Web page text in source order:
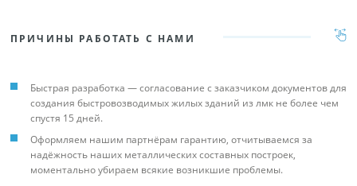
ПРИЧИНЫ РАБОТАТЬ С НАМИ
Быстрая разработка — согласование с заказчиком документов для
создания быстровозводимых жилых зданий из лмк не более чем
спустя 15 дней.
Оформляем нашим партнёрам гарантию, отчитываемся за
надёжность наших металлических составных построек,
моментально убираем всякие возникшие проблемы.